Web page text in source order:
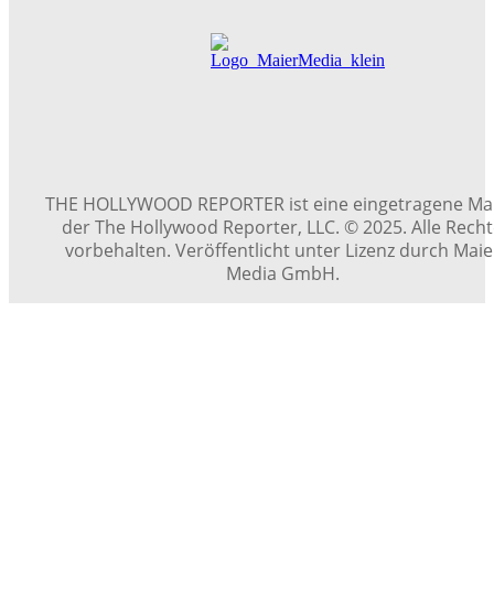
THE HOLLYWOOD REPORTER ist eine eingetragene
der The Hollywood Reporter, LLC. © 2025. Alle
vorbehalten. Veröffentlicht unter Lizenz durch
Media GmbH.